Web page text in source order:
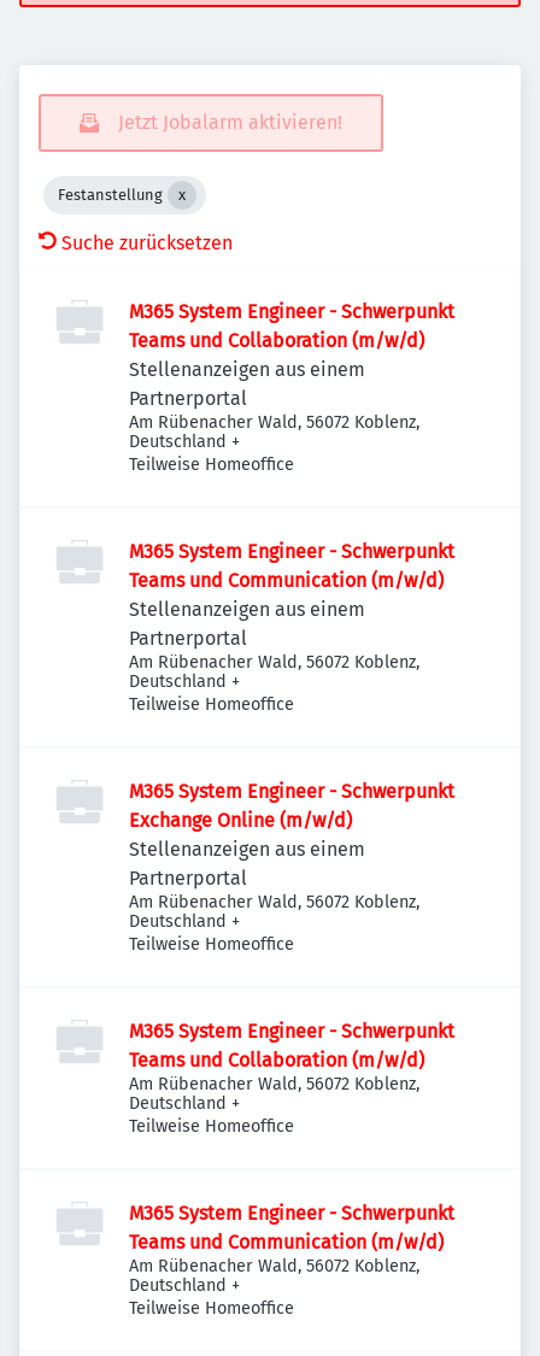
Jetzt Jobalarm aktivieren!
Festanstellung
Suche zurücksetzen
M365 System Engineer - Schwerpunkt
Teams und Collaboration (m/w/d)
Stellenanzeigen aus einem
Partnerportal
Am Rübenacher Wald, 56072 Koblenz,
Deutschland +
Teilweise Homeoffice
M365 System Engineer - Schwerpunkt
Teams und Communication (m/w/d)
Stellenanzeigen aus einem
Partnerportal
Am Rübenacher Wald, 56072 Koblenz,
Deutschland +
Teilweise Homeoffice
M365 System Engineer - Schwerpunkt
Exchange Online (m/w/d)
Stellenanzeigen aus einem
Partnerportal
Am Rübenacher Wald, 56072 Koblenz,
Deutschland +
Teilweise Homeoffice
M365 System Engineer - Schwerpunkt
Teams und Collaboration (m/w/d)
Am Rübenacher Wald, 56072 Koblenz,
Deutschland +
Teilweise Homeoffice
M365 System Engineer - Schwerpunkt
Teams und Communication (m/w/d)
Am Rübenacher Wald, 56072 Koblenz,
Deutschland +
Teilweise Homeoffice